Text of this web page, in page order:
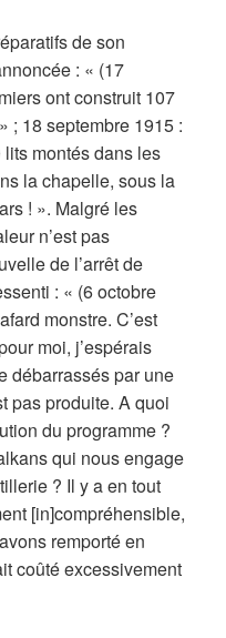
de son
: « (17
ont construit 107
; 18 septembre 1915 :
montés dans les
la chapelle, sous la
! ». Malgré les
n’est pas
de l’arrêt de
: « (6 octobre
monstre. C’est
moi, j’espérais
débarrassés par une
pas produite. A quoi
du programme ?
qui nous engage
? Il y a en tout
[in]compréhensible,
remporté en
coûté excessivement